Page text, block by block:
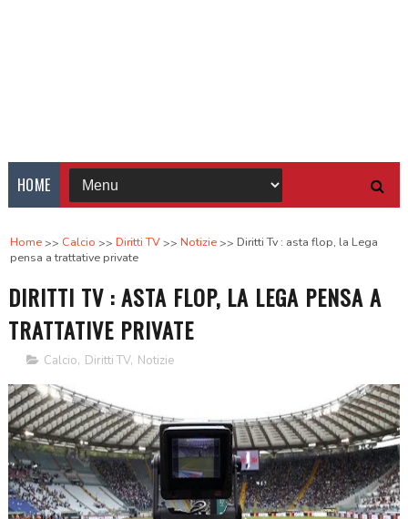
HOME
Home Calcio Diritti TV Notizie
Diritti Tv : asta flop, la Lega
pensa a trattative private
DIRITTI TV : ASTA FLOP, LA LEGA PENSA A
TRATTATIVE PRIVATE
Calcio, Diritti TV, Notizie